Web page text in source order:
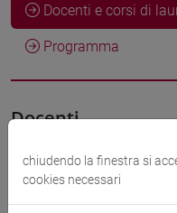
Docenti e corsi di
Programma
Docenti
SLANZI Debora-
chiudendo la finestra si
cookies necessari